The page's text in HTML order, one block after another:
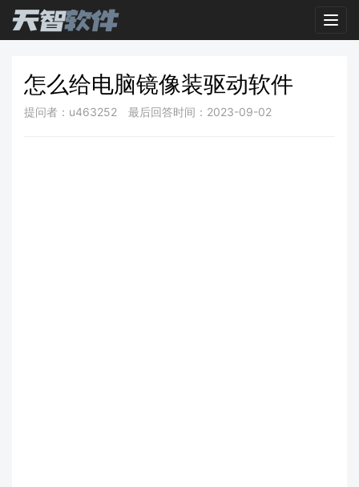
怎么给电脑镜像装驱动软件
提问者：u463252 最后回答时间：2023-09-02